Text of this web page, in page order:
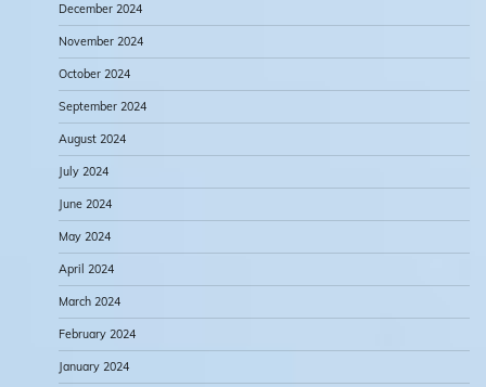
December 2024
November 2024
October 2024
September 2024
August 2024
July 2024
June 2024
May 2024
April 2024
March 2024
February 2024
January 2024